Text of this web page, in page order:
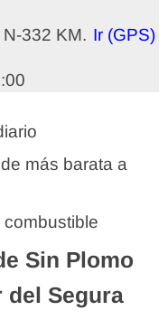
332 KM. Ir (GPS)
más barata a
Sin Plomo
del Segura